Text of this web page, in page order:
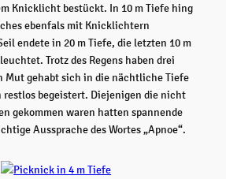
Knicklicht bestückt. In 10 m Tiefe hing
ebenfals mit Knicklichtern
endete in 20 m Tiefe, die letzten 10 m
Trotz des Regens haben drei
Mut gehabt sich in die nächtliche Tiefe
restlos begeistert. Diejenigen die nicht
gekommen waren hatten spannende
Aussprache des Wortes „Apnoe“.